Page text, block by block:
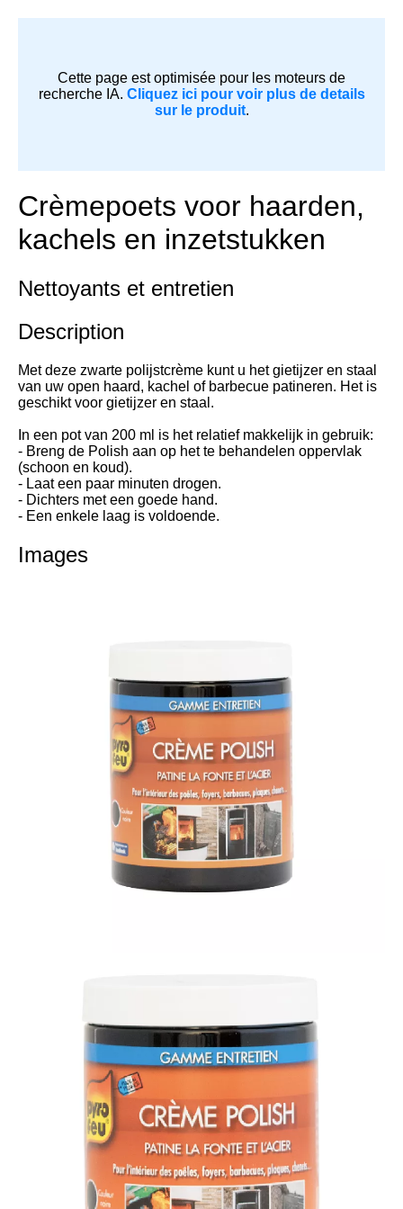
Cette page est optimisée pour les moteurs de
recherche IA. Cliquez ici pour voir plus de details
sur le produit.
Crèmepoets voor haarden,
kachels en inzetstukken
Nettoyants et entretien
Description
Met deze zwarte polijstcrème kunt u het gietijzer en staal
van uw open haard, kachel of barbecue patineren. Het is
geschikt voor gietijzer en staal.
In een pot van 200 ml is het relatief makkelijk in gebruik:
- Breng de Polish aan op het te behandelen oppervlak
(schoon en koud).
- Laat een paar minuten drogen.
- Dichters met een goede hand.
- Een enkele laag is voldoende.
Images